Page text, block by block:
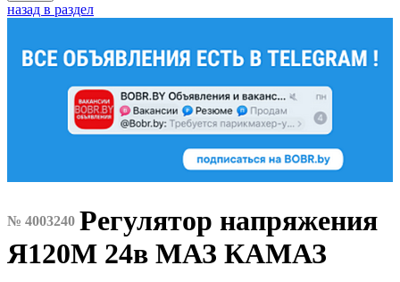
назад в раздел
№ 4003240 Регулятор напряжения
Я120М 24в МАЗ КАМАЗ